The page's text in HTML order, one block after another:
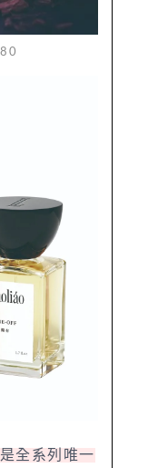
全系列唯一